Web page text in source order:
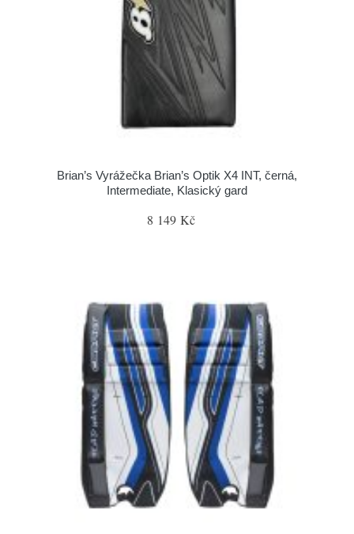
Brian’s Vyrážečka Brian’s Optik X4 INT, černá,
Intermediate, Klasický gard
8 149 Kč